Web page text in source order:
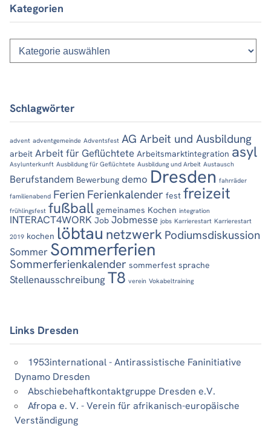
Kategorien
Kategorien
Schlagwörter
advent adventgemeinde Adventsfest AG Arbeit und Ausbildung
arbeit Arbeit für Geflüchtete Arbeitsmarktintegration asyl
Asylunterkunft Ausbildung für Geflüchtete Ausbildung und Arbeit Austausch
Berufstandem Bewerbung demo Dresden fahrräder
familienabend Ferien Ferienkalender fest freizeit
frühlingsfest fußball gemeinames Kochen integration
INTERACT4WORK Job Jobmesse jobs Karrierestart Karrierestart
2019 kochen löbtau netzwerk Podiumsdiskussion
Sommer Sommerferien
Sommerferienkalender sommerfest sprache
Stellenausschreibung T8 verein Vokabeltraining
Links Dresden
1953international - Antirassistische Faninitiative
Dynamo Dresden
Abschiebehaftkontaktgruppe Dresden e.V.
Afropa e. V. - Verein für afrikanisch-europäische
Verständigung